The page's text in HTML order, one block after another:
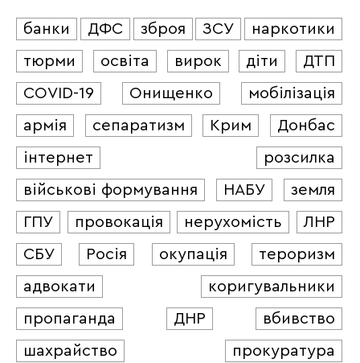
банки ДФС зброя ЗСУ
наркотики
тюрми
освіта вирок діти
ДТП
COVID-19
Онищенко
мобілізація
армія
сепаратизм Крим
Донбас
інтернет
розсилка
військові формування
НАБУ
земля
ГПУ
провокація нерухомість
ЛНР
СБУ
Росія окупація
тероризм
адвокати
коригувальники
пропаганда
ДНР
вбивство
шахрайство
прокуратура